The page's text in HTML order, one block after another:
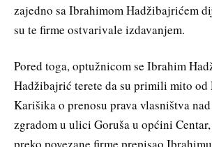
zajedno sa Ibrahimom Hadžibajrićem
su te firme ostvarivale izdavanjem.
Pored toga, optužnicom se Ibrahim
Hadžibajrić terete da su primili mito od
Karišika o prenosu prava vlasništva
zgradom u ulici Goruša u općini
preko povezane firme prepisao